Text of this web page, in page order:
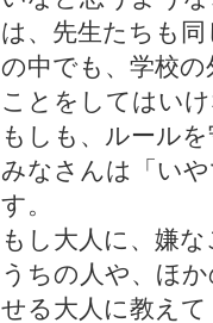
は、先生たちも
の中でも、学校
ことをしてはい
もしも、ルール
みなさんは「い
す。
もし大人に、嫌
うちの人や、ほ
せる大人に教え